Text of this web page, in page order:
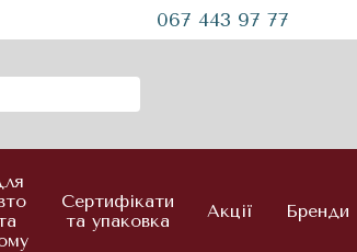
067 443 97 77
Сертифікати
та упаковка
Акції Бренди